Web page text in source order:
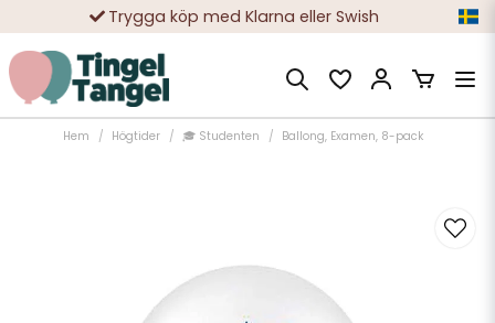
Trygga köp med Klarna eller Swish
10 000-tals nöjda kunder
Hem Högtider 🎓 Studenten Ballong, Examen, 8-pack